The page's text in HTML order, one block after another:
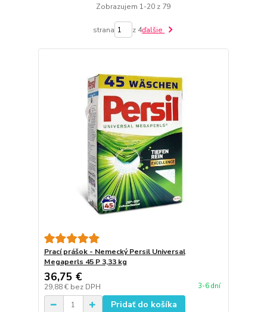
Zobrazujem 1-20 z 79
strana z 4ďalšie
Prací prášok - Nemecký Persil Universal
Megaperls 45 P 3,33 kg
36,75 €
29,88 € bez DPH 3-6 dní
Pridať do košíka